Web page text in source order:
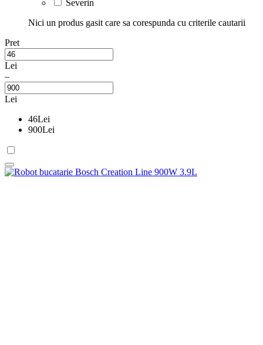
Severin
Nici un produs gasit care sa corespunda cu criterile cautarii
Pret
Lei
–
Lei
46Lei
900Lei